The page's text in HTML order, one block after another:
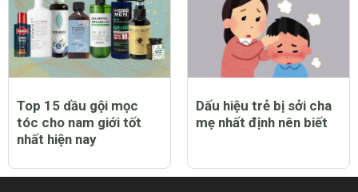
Top 15 dầu gội mọc
tóc cho nam giới tốt
nhất hiện nay
Dấu hiệu trẻ bị sởi cha
mẹ nhất định nên biết